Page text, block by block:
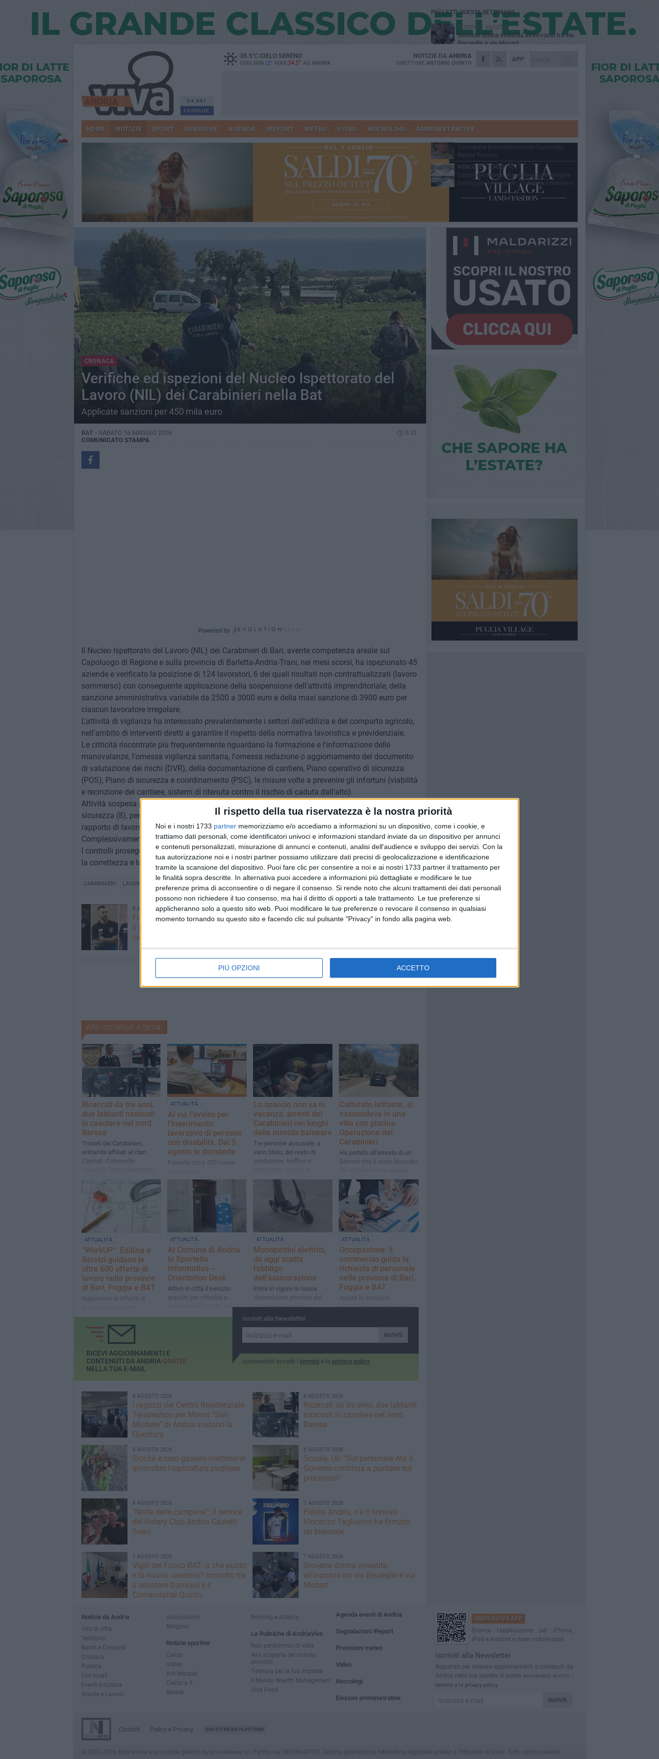
Il rispetto della tua riservatezza è la nostra priorità
Noi e i nostri 1733 partner memorizziamo e/o accediamo a informazioni su un dispositivo, come i cookie, e
trattiamo dati personali, come identificatori univoci e informazioni standard inviate da un dispositivo per annunci
e contenuti personalizzati, misurazione di annunci e contenuti, analisi dell'audience e sviluppo dei servizi. Con la
tua autorizzazione noi e i nostri partner possiamo utilizzare dati precisi di geolocalizzazione e identificazione
tramite la scansione del dispositivo. Puoi fare clic per consentire a noi e ai nostri 1733 partner il trattamento per
le finalità sopra descritte. In alternativa puoi accedere a informazioni più dettagliate e modificare le tue
preferenze prima di acconsentire o di negare il consenso. Si rende noto che alcuni trattamenti dei dati personali
possono non richiedere il tuo consenso, ma hai il diritto di opporti a tale trattamento. Le tue preferenze si
applicheranno solo a questo sito web. Puoi modificare le tue preferenze o revocare il consenso in qualsiasi
momento tornando su questo sito e facendo clic sul pulsante "Privacy" in fondo alla pagina web.
PIÙ OPZIONI ACCETTO
34.941
FANPAGE
35.5°CCIELO SERENO
OGGI MIN 25° MAX 34.5° AD ANDRIA
APP
NOTIZIE DA ANDRIA
DIRETTORE ANTONIO QUINTO
HOME NOTIZIE SPORT RUBRICHE AGENDA IREPORT METEO VIDEO NECROLOGI AMMINISTRATIVE
CRONACA
Verifiche ed ispezioni del Nucleo Ispettorato del
Lavoro (NIL) dei Carabinieri nella Bat
Applicate sanzioni per 450 mila euro
BAT - SABATO 16 MAGGIO 2026
5.31
COMUNICATO STAMPA
Powered by
Il Nucleo Ispettorato del Lavoro (NIL) dei Carabinieri di Bari, avente competenza areale sul
Capoluogo di Regione e sulla provincia di Barletta-Andria-Trani, nei mesi scorsi, ha ispezionato 45
aziende e verificato la posizione di 124 lavoratori, 6 dei quali risultati non contrattualizzati (lavoro
sommerso) con conseguente applicazione della sospensione dell'attività imprenditoriale, della
sanzione amministrativa variabile da 2500 a 3000 euro e della maxi sanzione di 3900 euro per
ciascun lavoratore irregolare.
L'attività di vigilanza ha interessato prevalentemente i settori dell'edilizia e del comparto agricolo,
nell'ambito di interventi diretti a garantire il rispetto della normativa lavoristica e previdenziale.
Le criticità riscontrate più frequentemente riguardano la formazione e l'informazione delle
manovalanze, l'omessa vigilanza sanitaria, l'omessa redazione o aggiornamento del documento
di valutazione dei rischi (DVR), della documentazione di cantiere, Piano operativo di sicurezza
(POS), Piano di sicurezza e coordinamento (PSC), le misure volte a prevenire gli infortuni (viabilità
e recinzione del cantiere, sistemi di ritenuta contro il rischio di caduta dall'alto).
Attività sospesa per 13 aziende per gravi violazioni in materia di tutela della salute e della
sicurezza (8), per l'impiego di personale senza preventiva comunicazione di instaurazione del
rapporto di lavoro (3), ricorrendo entrambe le condizioni (2).
Complessivamente ammonta a 450.000 euro circa l'importo delle sanzioni.
I controlli proseguiranno nei mesi successivi in tutti gli ambiti produttivi per assicurare la legalità,
la correttezza e la trasparenza del mercato del lavoro.
CARABINIERI LAVORO CONTROLLI CARABINIERI
8 AGOSTO 2026
Futsal Andria, è tempo di Serie B:
il punto tra riconferme e
calendario
8 AGOSTO 2026
A Castel del Monte, Stefano
Altri contenuti a tema
Ricercati da tre anni,
due latitanti nascosti
in casolare nel nord
Barese
Trovati dai Carabinieri,
entrambi affiliati al clan
Capriati. Colonnello
Carabinieri"
ATTUALITÀ
Al via l’avviso per
l’inserimento
lavorativo di persone
con disabilità. Dal 5
agosto le domande
Favorite circa 450 nuove
Lo spaccio non va in
vacanza: arresti dei
Carabinieri nei luoghi
della movida balneare
Tre persone accusate, a
vario titolo, del reato di
produzione, traffico e
sostanze stupefacenti o
psicotrope
Catturato latitante, si
nascondeva in una
villa con piscina.
Operazione dei
Carabinieri
Ha portato all'arresto di un
54enne che è stato bloccato
resistenza
ATTUALITÀ
“WorkUP”: Edilizia e
Servizi guidano le
oltre 600 offerte di
lavoro nelle province
di Bari, Foggia e BAT
Aggiornate le offerte di
l’impiego di ARPAL Puglia
ATTUALITÀ
Al Comune di Andria
lo Sportello
Informativo –
Orientation Desk
Attivo in città il servizio
gratuito per cittadini e
progetto della Regione
ATTUALITÀ
Monopattini elettrici,
da oggi scatta
l'obbligo
dell'assicurazione
Entra in vigore la nuova
disposizione prevista dal
Codice della strada
ATTUALITÀ
Occupazione: il
commercio guida la
richiesta di personale
nelle province di Bari,
Foggia e BAT
Aperte le iscrizioni
nell’Elenco Regionale degli
da enti pubblici locali e
nazionali
Iscriviti alla Newsletter
Iscriviti
Iscrivendoti accetti i termini e la privacy policy
RICEVI AGGIORNAMENTI E
CONTENUTI DA ANDRIA GRATIS
NELLA TUA E-MAIL
8 AGOSTO 2026
I ragazzi del Centro Residenziale
Terapeutico per Minori “San
Michele” di Andria visitano la
Questura
8 AGOSTO 2026
Ricercati da tre anni, due latitanti
nascosti in casolare nel nord
Barese
8 AGOSTO 2026
Siccità e caro gasolio mettono in
ginocchio l'agricoltura pugliese
8 AGOSTO 2026
Scuola, Uil: "Sul personale Ata il
Governo continua a puntare sul
precariato"
8 AGOSTO 2026
"Notte delle campane": il service
del Rotary Club Andria Castelli
Svevi
7 AGOSTO 2026
Fidelis Andria, c'è il rinnovo:
Vincenzo Tagliarino ha firmato
un biennale
7 AGOSTO 2026
​Vigili del Fuoco BAT: a che punto
è la nuova caserma? Incontro tra
il senatore Damiani e il
Comandante Quinto
7 AGOSTO 2026
Giovane donna investita
all'incrocio tra via Bisceglie e via
Mozart
PIÙ LETTI QUESTA SETTIMANA
VENERDÌ 7 AGOSTO
Giovane donna investita all'incrocio tra via
Bisceglie e via Mozart
MARTEDÌ 4 AGOSTO
Cattivo odore dall’abitazione, la macabra
Andria saluta mons. Agostino Superbo:
celebrati i funerali - FOTO
GIOVEDÌ 30 LUGLIO
MERCOLEDÌ 5 AGOSTO
Castel del Monte, il parcheggio é sempre
selvaggio. I residenti: "Tutelare il maniero
tra vivibilità e rispetto del paesaggio"
Notizie da Andria
Vita di città
Territorio
Bandi e Concorsi
Cronaca
Politica
Enti locali
Eventi e cultura
Scuola e Lavoro
Associazioni
Religioni
Notizie sportive
Calcio
Volley
Arti Marziali
Calcio a 5
Basket
Running e Atletica
Le Rubriche di AndriaViva
Non perdiamoci di vista
Alla scoperta del mondo
olivicolo
T-innova per la tua impresa
Il Mondo Wealth Management
Viva Food
Agenda eventi di Andria
Segnalazioni iReport
Previsioni meteo
Video
Necrologi
Elezioni amministrative
ANDRIAVIVA APP
Scarica l'applicazione per iPhone,
iPad e Android e ricevi notizie push
Iscriviti alla Newsletter
Registrati per ricevere aggiornamenti e contenuti da
Andria nella tua casella di posta Iscrivendoti accetti i
termini e la privacy policy
Iscriviti
Contatti Policy e Privacy GOCITY NEWS PLATFORM
© 2001-2026 AndriaViva è un portale gestito da InnovaNews srl. Partita iva 08059640725. Testata giornalistica telematica registrata presso il Tribunale di Trani. Tutti i diritti riservati.